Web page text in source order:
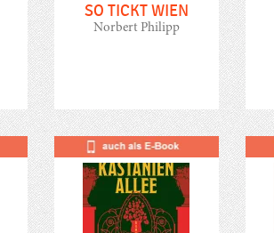
SO TICKT WIEN
Norbert Philipp